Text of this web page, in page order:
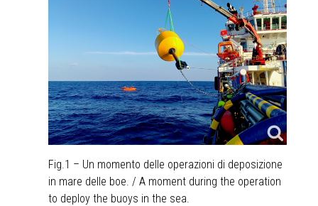
Fig.1 – Un momento delle operazioni di deposizione
in mare delle boe. / A moment during the operation
to deploy the buoys in the sea.